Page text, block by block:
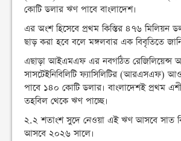
কোটি ডলার ঋণ পাবে বাংলাদেশ।
এর অংশ হিসেবে প্রথম কিস্তির ৪৭৬ মিলিয়ন
ছাড় করা হবে বলে মঙ্গলবার এক বিবৃতিতে
এছাড়া আইএমএফ এর নবগঠিত রেজিলিয়েন্স
সাসটেইনিবিলিটি ফ্যাসিলিটির (আরএসএফ)
পাবে ১৪০ কোটি ডলার। বাংলাদেশই প্রথম
তহবিল থেকে ঋণ পাচ্ছে।
২.২ শতাংশ সুদে নেওয়া এই ঋণ আসবে সাত
আসবে ২০২৬ সালে।